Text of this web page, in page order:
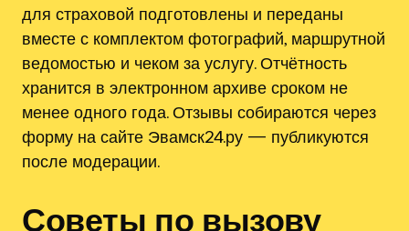
для страховой подготовлены и переданы
вместе с комплектом фотографий, маршрутной
ведомостью и чеком за услугу. Отчётность
хранится в электронном архиве сроком не
менее одного года. Отзывы собираются через
форму на сайте Эвамск24.ру — публикуются
после модерации.
Советы по вызову